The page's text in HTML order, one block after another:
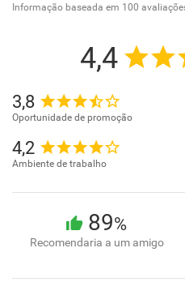
Informação baseada em 100
4,4
3,8
Oportunidade de promoção
4,2
Ambiente de trabalho
89%
Recomendaria a um amigo